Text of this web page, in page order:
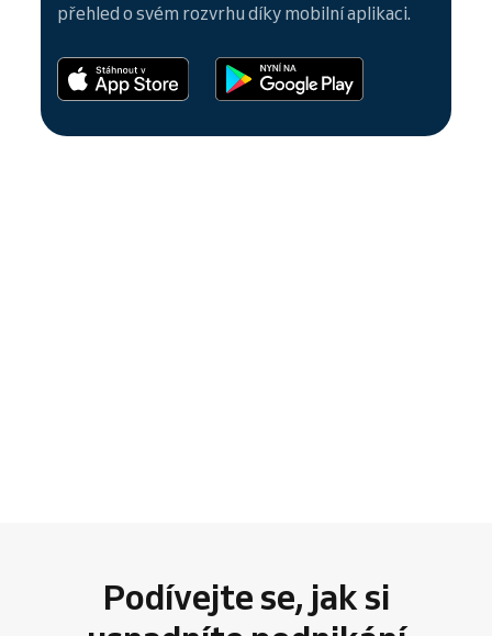
přehled o svém rozvrhu díky mobilní aplikaci.
Podívejte se, jak si